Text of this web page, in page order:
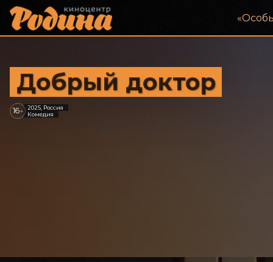
Добрый доктор
16+ 2025, Россия
Комедия